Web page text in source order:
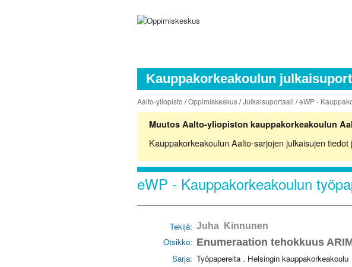
Kauppakorkeakoulun
Aalto-yliopisto /Oppimiskeskus/Julkaisuportaali /eWP -
Muutos Aalto-yliopiston kauppakorkeakoulun
Kauppakorkeakoulun Aalto-sarjojen julkaisujen
eWP - Kauppakorkeakoulun
Tekijä: Juha Kinnunen
Otsikko: Enumeraation tehokkuus
Sarja: Työpapereita . Helsingin kauppakorkeakoulu